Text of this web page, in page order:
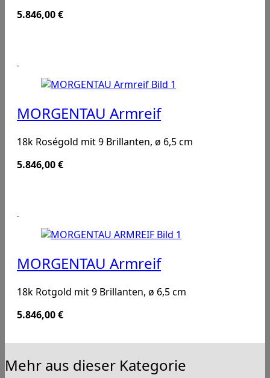
5.846,00€
MORGENTAU Armreif
18k Roségold mit 9 Brillanten, ø 6,5 cm
5.846,00€
MORGENTAU Armreif
18k Rotgold mit 9 Brillanten, ø 6,5 cm
5.846,00€
Mehr aus dieser Kategorie